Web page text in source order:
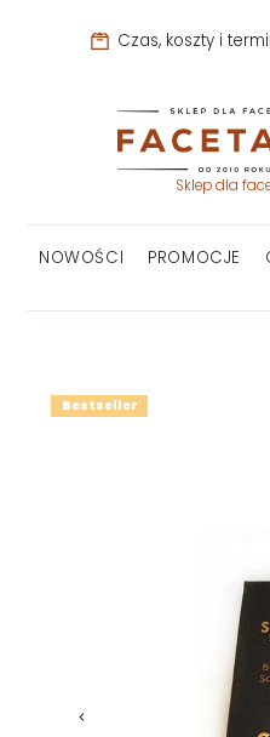
Czas, koszty i
Sklep dla
NOWOŚCI PROMOCJE
Bestseller